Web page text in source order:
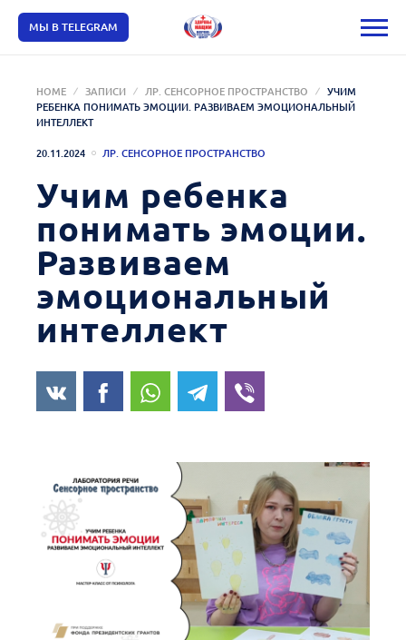
МЫ В TELEGRAM
HOME ЗАПИСИ ЛР. СЕНСОРНОЕ ПРОСТРАНСТВО
УЧИМ
РЕБЕНКА ПОНИМАТЬ ЭМОЦИИ. РАЗВИВАЕМ ЭМОЦИОНАЛЬНЫЙ
ИНТЕЛЛЕКТ
20.11.2024
ЛР. СЕНСОРНОЕ ПРОСТРАНСТВО
Учим ребенка
понимать эмоции.
Развиваем
эмоциональный
интеллект